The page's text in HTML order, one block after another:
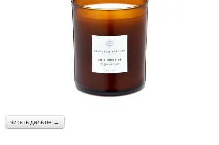
читать дальше →